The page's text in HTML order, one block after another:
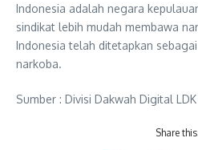
Indonesia adalah negara
sindikat lebih mudah membawa
Indonesia telah ditetapkan
narkoba.
Sumber : Divisi Dakwah Digital
Share